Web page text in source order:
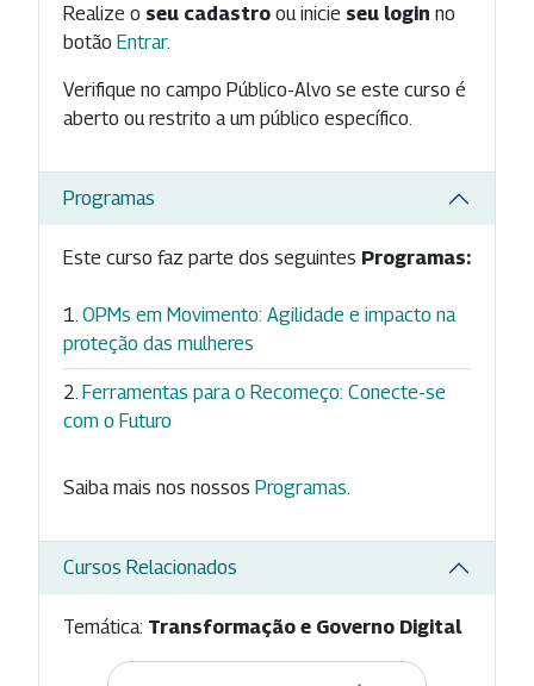
Realize o seu cadastro ou inicie seu login no
botão Entrar.
Verifique no campo Público-Alvo se este curso é
aberto ou restrito a um público específico.
Programas
Este curso faz parte dos seguintes Programas:
OPMs em Movimento: Agilidade e impacto na
proteção das mulheres
Ferramentas para o Recomeço: Conecte-se
com o Futuro
Saiba mais nos nossos Programas
Cursos Relacionados
Temática: Transformação e Governo Digital